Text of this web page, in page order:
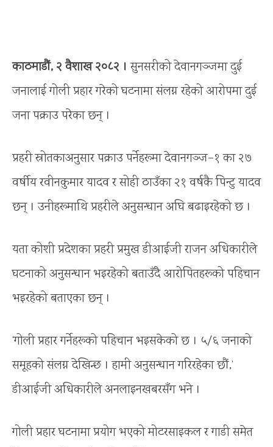
काठमाडौं, २ वैशाख २०८२ । सुनसरीको देवानगञ्जमा दुई
जनालाई गोली प्रहार गरेको घटनामा संलग्न रहेको आरोपमा दुई
जना पक्राउ परेका छन् ।
प्रहरी स्रोतकाअनुसार पक्राउ पर्नेहरूमा देवानगञ्ज–१ का २७
वर्षीय रवीनकुमार यादव र सोही ठाउँका २१ वर्षकै पिन्टु यादव
छन् । उनीहरूमाथि प्रहरीले अनुसन्धान अघि बढाइरहेको छ ।
यता कोशी प्रदेशका प्रहरी प्रमुख डीआईजी राजन अधिकारीले
घटनाको अनुसन्धान भइरहेको बताउँदै आरोपितहरूको पहिचान
भइरहेको बताएका छन् ।
‘गोली प्रहार गर्नेहरूको पहिचान भइसकेको छ । ५/६ जनाको
समूहको संलग्न देखिन्छ । हामी अनुसन्धान गरिरहेका छौं,’
डीआईजी अधिकारीले अनलाइनखबरसँग भने ।
गोली प्रहार घटनामा प्रयोग भएको मोटरसाइकल र गाडी समेत